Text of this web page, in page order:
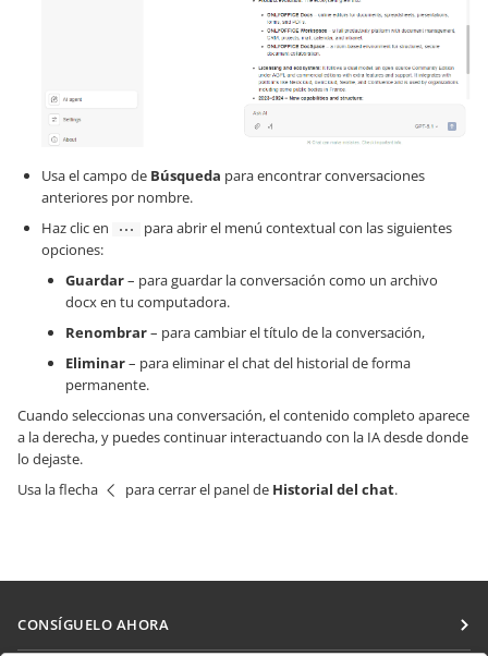
Usa el campo de Búsqueda para encontrar conversaciones
anteriores por nombre.
Haz clic en
para abrir el menú contextual con las siguientes
opciones:
Guardar– para guardar la conversación como un archivo
docx en tu computadora.
Renombrar– para cambiar el título de la conversación,
Eliminar– para eliminar el chat del historial de forma
permanente.
Cuando seleccionas una conversación, el contenido completo aparece
a la derecha, y puedes continuar interactuando con la IA desde donde
lo dejaste.
Usa la flecha
para cerrar el panel de Historial del chat.
CONSÍGUELO AHORA